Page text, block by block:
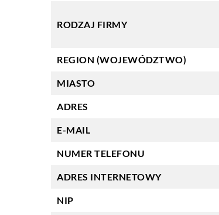
RODZAJ FIRMY
REGION (WOJEWÓDZTWO)
MIASTO
ADRES
E-MAIL
NUMER TELEFONU
ADRES INTERNETOWY
NIP